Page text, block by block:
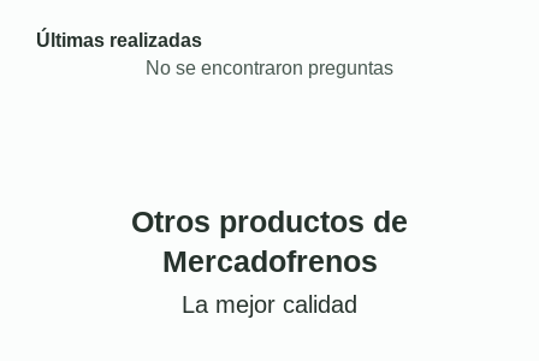
Últimas realizadas
No se encontraron preguntas
Otros productos de
Mercadofrenos
La mejor calidad